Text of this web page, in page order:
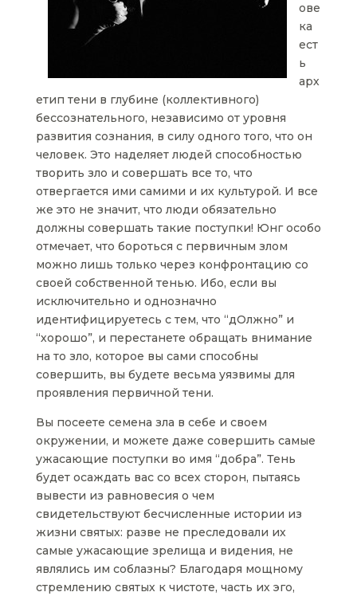
ове
ка
ест
ь
арх
етип тени в глубине (коллективного)
бессознательного, независимо от уровня
развития сознания, в силу одного того, что он
человек. Это наделяет людей способностью
творить зло и совершать все то, что
отвергается ими самими и их культурой. И все
же это не значит, что люди обязательно
должны совершать такие поступки! Юнг особо
отмечает, что бороться с первичным злом
можно лишь только через конфронтацию со
своей собственной тенью. Ибо, если вы
исключительно и однозначно
идентифицируетесь с тем, что “дОлжно” и
“хорошо”, и перестанете обращать внимание
на то зло, которое вы сами способны
совершить, вы будете весьма уязвимы для
проявления первичной тени.
Вы посеете семена зла в себе и своем
окружении, и можете даже совершить самые
ужасающие поступки во имя “добра”. Тень
будет осаждать вас со всех сторон, пытаясь
вывести из равновесия о чем
свидетельствуют бесчисленные истории из
жизни святых: разве не преследовали их
самые ужасающие зрелища и видения, не
являлись им соблазны? Благодаря мощному
стремлению святых к чистоте, часть их эго,